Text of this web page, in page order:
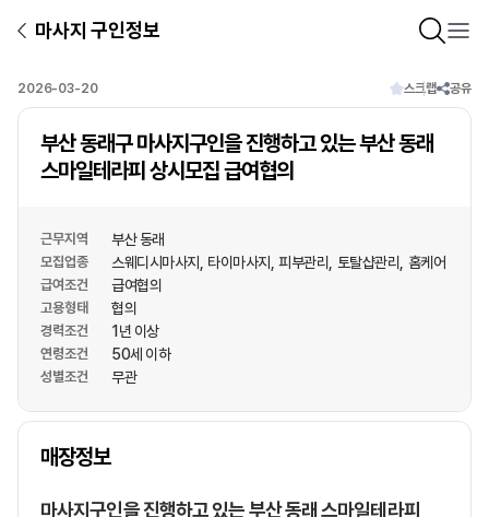
마사지 구인정보
2026-03-20 스크랩 공유
부산 동래구 마사지구인을 진행하고 있는 부산 동래
스마일테라피 상시모집 급여협의
근무지역 부산 동래
모집업종 스웨디시마사지 타이마사지 피부관리 토탈샵관리 홈케어
급여조건 급여협의
고용형태 협의
경력조건 1년 이상
연령조건 50세 이하
성별조건 무관
매장정보
상호명
마사지구인을 진행하고 있는 부산 동래 스마일테라피